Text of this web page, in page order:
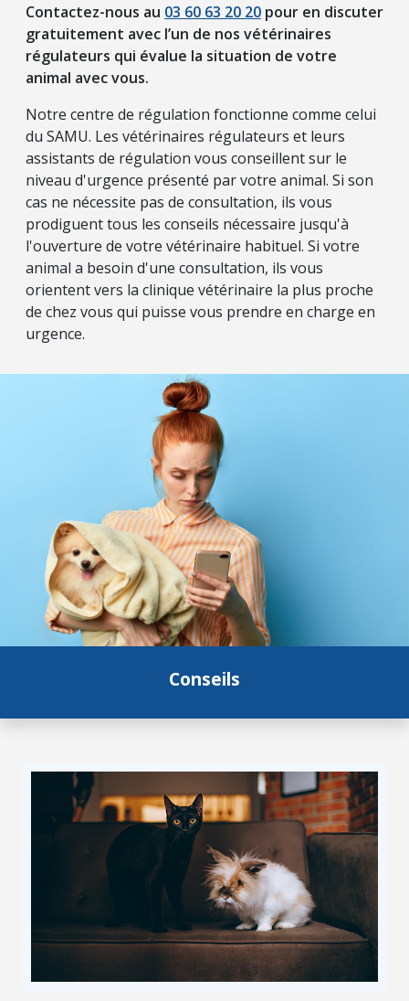
Contactez-nous au 03 60 63 20 20 pour en discuter
gratuitement avec l’un de nos vétérinaires
régulateurs qui évalue la situation de votre
animal avec vous.
Notre centre de régulation fonctionne comme celui
du SAMU. Les vétérinaires régulateurs et leurs
assistants de régulation vous conseillent sur le
niveau d'urgence présenté par votre animal. Si son
cas ne nécessite pas de consultation, ils vous
prodiguent tous les conseils nécessaire jusqu'à
l'ouverture de votre vétérinaire habituel. Si votre
animal a besoin d'une consultation, ils vous
orientent vers la clinique vétérinaire la plus proche
de chez vous qui puisse vous prendre en charge en
urgence.
Conseils